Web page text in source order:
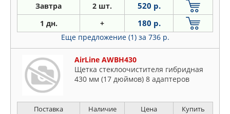
Завтра 2 шт. 520 р.
1 дн. + 180 р.
Еще предложение (1) за 736 р.
AirLine AWBH430
Щетка стеклоочистителя гибридная
430 мм (17 дюймов) 8 адаптеров
Поставка Наличие Цена Купить